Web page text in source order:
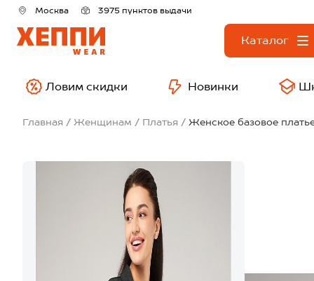
Москва 3975 пунктов выдачи
Каталог
Ловим скидки Новинки
Главная Женщинам Платья Женское базовое